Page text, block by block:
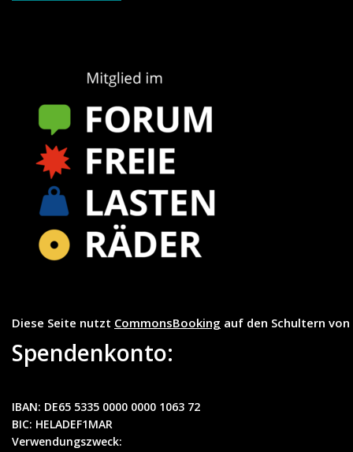
Diese Seite nutzt CommonsBooking auf den Schultern von
Spendenkonto:
IBAN: DE65 5335 0000 0000 1063 72
BIC: HELADEF1MAR
Verwendungszweck: